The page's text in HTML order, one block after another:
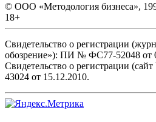
© ООО «Методология бизнеса»,
18+
Свидетельство о регистрации
обозрение»): ПИ № ФС77-52048 от
Свидетельство о регистрации
43024 от 15.12.2010.